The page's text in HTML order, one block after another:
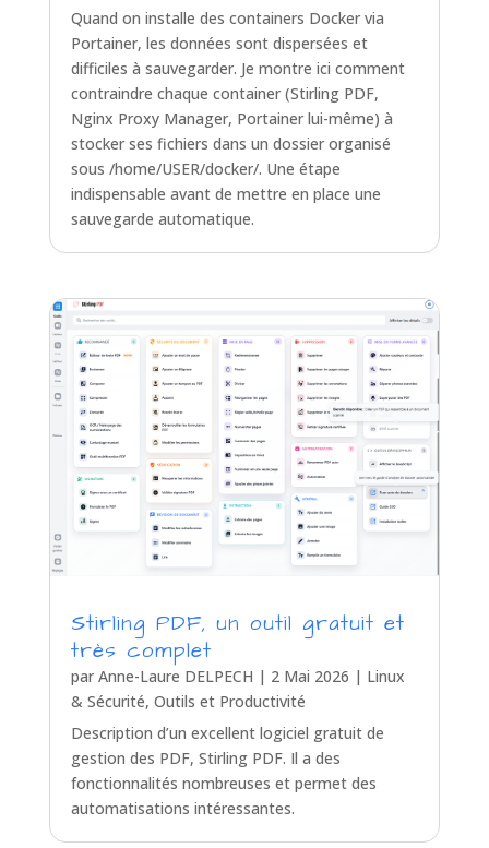
Quand on installe des containers Docker via
Portainer, les données sont dispersées et
difficiles à sauvegarder. Je montre ici comment
contraindre chaque container (Stirling PDF,
Nginx Proxy Manager, Portainer lui-même) à
stocker ses fichiers dans un dossier organisé
sous /home/USER/docker/. Une étape
indispensable avant de mettre en place une
sauvegarde automatique.
Stirling PDF, un outil gratuit et
très complet
par Anne-Laure DELPECH | 2 Mai 2026 | Linux
& Sécurité, Outils et Productivité
Description d’un excellent logiciel gratuit de
gestion des PDF, Stirling PDF. Il a des
fonctionnalités nombreuses et permet des
automatisations intéressantes.